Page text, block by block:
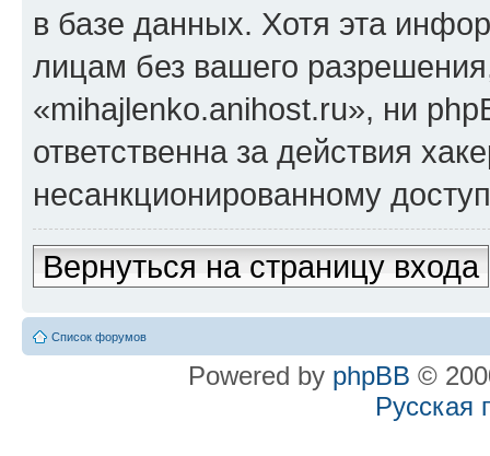
в базе данных. Хотя эта
лицам без вашего
«mihajlenko.anihost.ru», ни
ответственна за действия
несанкционированному
Вернуться на страницу входа
Список форумов
Powered by phpBB ©
Русская